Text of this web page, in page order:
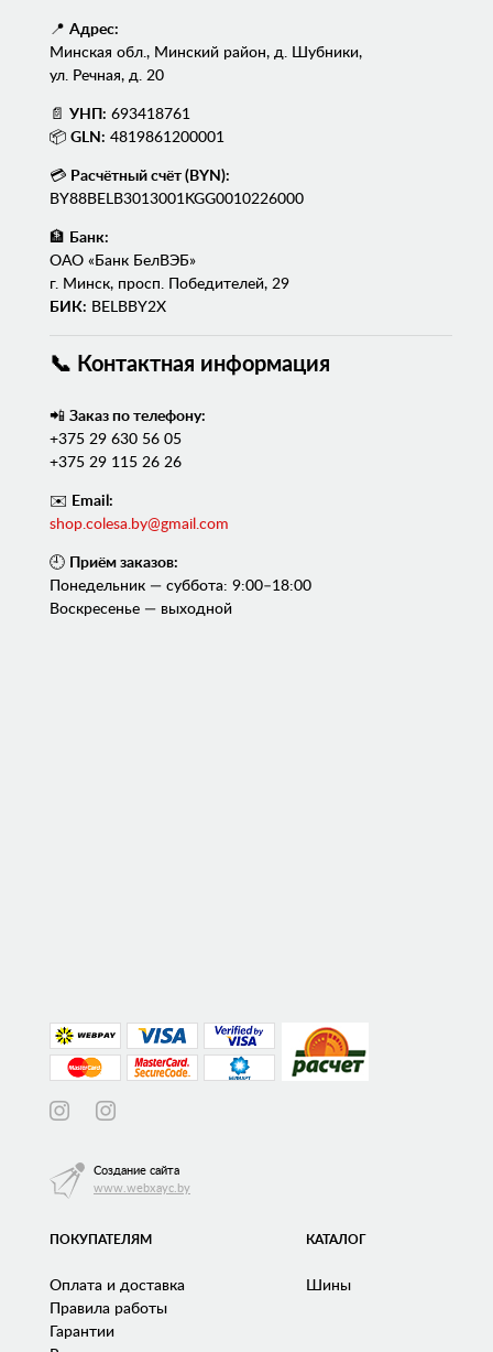
ПОКУПАТЕЛЯМ
Оплата и доставка
Правила работы
Гарантии
КАТАЛОГ
Шины
📍 Адрес:
Минская обл., Минский район, д. Шубники,
ул. Речная, д. 20
📄 УНП: 693418761
📦 GLN: 4819861200001
💳 Расчётный счёт (BYN):
BY88BELB3013001KGG0010226000
🏦
Банк:
ОАО «Банк БелВЭБ»
г. Минск, просп. Победителей, 29
БИК: BELBBY2X
📞 Контактная информация
📲 Заказ по телефону:
+375 29 630 56 05
+375 29 115 26 26
✉️ Email:
shop.colesa.by@gmail.com
🕘 Приём заказов:
Понедельник — суббота: 9:00–18:00
Воскресенье — выходной
Создание сайта
www.webxayc.by